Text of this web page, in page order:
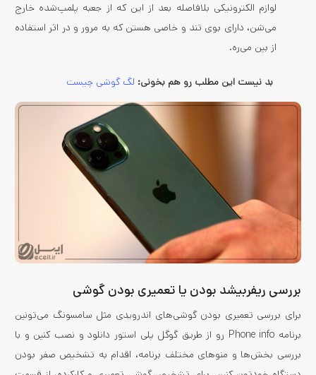
لوازم الکترونیکی بلافاصله بعد از این که از جعبه پلمپ‌شده خارج
می‌شن، دارای بوی تند و خاصی هستن که به مرور و در اثر استفاده
از بین می‌ره.
بد نیست این مطلب رو هم بخونی: لگ گوشی چیست
بررسی ریفربیشد بودن یا تعمیری بودن گوشی
برای بررسی تعمیری بودن گوشی‌های اندرویدی مثل سامسونگ می‌تونین
برنامه Phone info رو از طریق گوگل پلی استور دانلود و نصب کنین و با
بررسی بخش‌ها و منوهای مختلف برنامه، اقدام به تشخیص صفر بودن